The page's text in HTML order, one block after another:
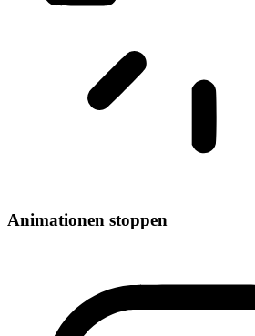
Animationen stoppen